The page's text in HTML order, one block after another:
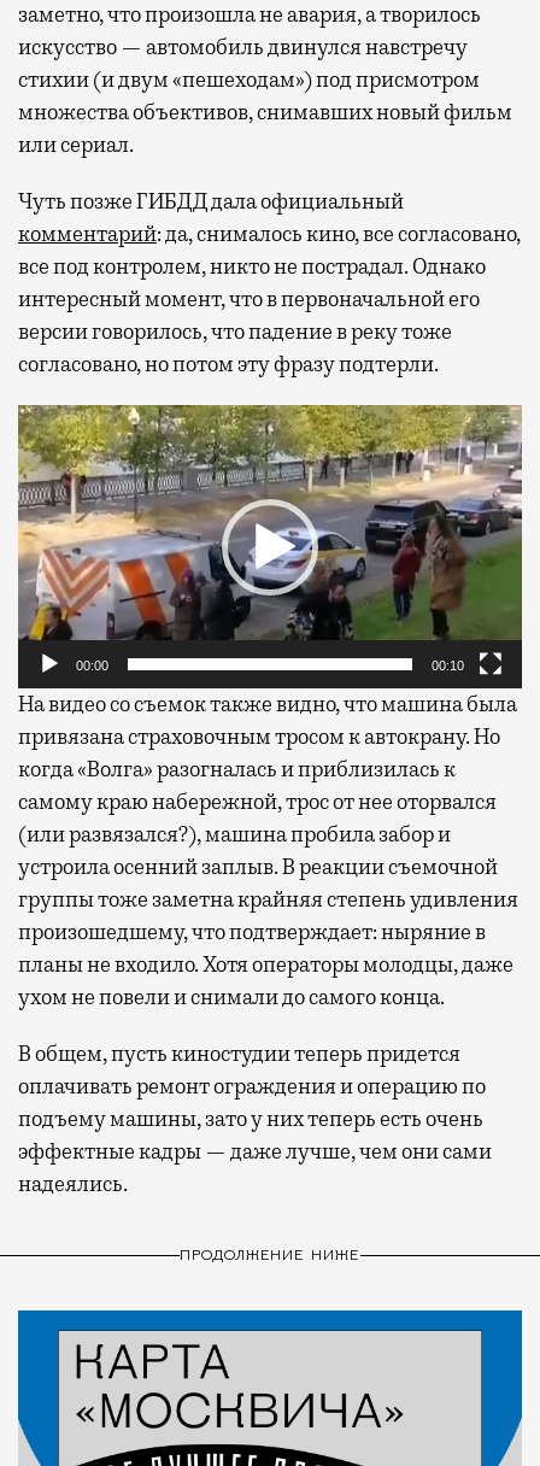
заметно, что произошла не авария, а творилось
искусство — автомобиль двинулся навстречу
стихии (и двум «пешеходам») под присмотром
множества объективов, снимавших новый фильм
или сериал.
Чуть позже ГИБДД дала официальный
комментарий: да, снималось кино, все согласовано,
все под контролем, никто не пострадал. Однако
интересный момент, что в первоначальной его
версии говорилось, что падение в реку тоже
согласовано, но потом эту фразу подтерли.
Видеоплеер
00:00 00:10
На видео со съемок также видно, что машина была
привязана страховочным тросом к автокрану. Но
когда «Волга» разогналась и приблизилась к
самому краю набережной, трос от нее оторвался
(или развязался?), машина пробила забор и
устроила осенний заплыв. В реакции съемочной
группы тоже заметна крайняя степень удивления
произошедшему, что подтверждает: ныряние в
планы не входило. Хотя операторы молодцы, даже
ухом не повели и снимали до самого конца.
В общем, пусть киностудии теперь придется
оплачивать ремонт ограждения и операцию по
подъему машины, зато у них теперь есть очень
эффектные кадры — даже лучше, чем они сами
надеялись.
ПРОДОЛЖЕНИЕ НИЖЕ